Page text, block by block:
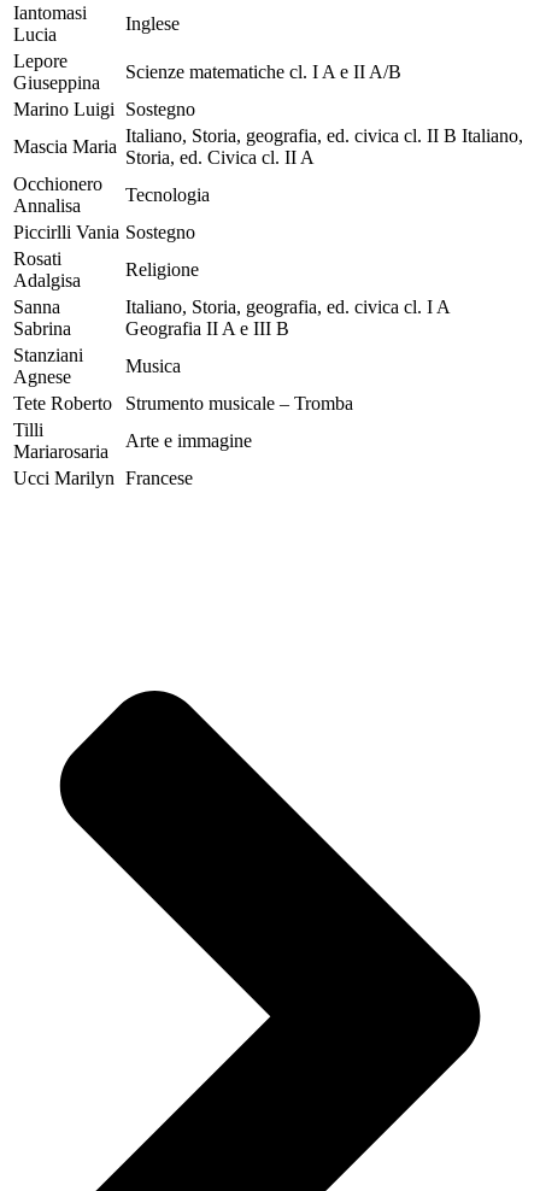
Iantomasi
Lucia
Inglese
Lepore
Giuseppina
Scienze matematiche cl. I A e II A/B
Marino Luigi
Sostegno
Mascia Maria
Italiano, Storia, geografia, ed. civica cl. II B Italiano,
Storia, ed. Civica cl. II A
Occhionero
Annalisa
Tecnologia
Piccirlli Vania Sostegno
Rosati
Adalgisa
Religione
Sanna
Sabrina
Italiano, Storia, geografia, ed. civica cl. I A
Geografia II A e III B
Stanziani
Agnese
Musica
Tete Roberto
Strumento musicale – Tromba
Tilli
Mariarosaria
Arte e immagine
Ucci Marilyn Francese